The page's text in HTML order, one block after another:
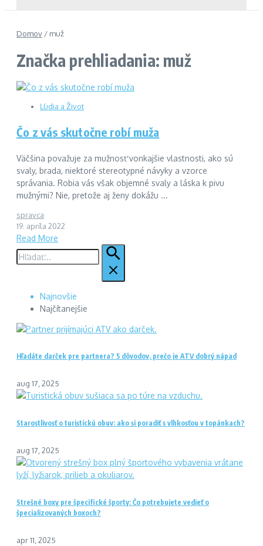
Domov / muž
Značka prehliadania: muž
Ľudia a Život
Čo z vás skutočne robí muža
Väčšina považuje za mužnosť vonkajšie vlastnosti, ako sú
svaly, brada, niektoré stereotypné návyky a vzorce
správania. Robia vás však objemné svaly a láska k pivu
mužnými? Nie, pretože aj ženy dokážu ...
spravca
19. apríla 2022
Read More
Hľadať:
Najnovšie
Najčítanejšie
Hľadáte darček pre partnera? 5 dôvodov, prečo je ATV dobrý nápad
aug 17, 2025
Starostlivosť o turistickú obuv: ako si poradiť s vlhkosťou v topánkach?
aug 17, 2025
Strešné boxy pre špecifické športy: Čo potrebujete vedieť o
špecializovaných boxoch?
apr 11, 2025